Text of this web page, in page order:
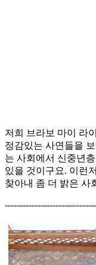
저희 브라보 마이 라
정감있는 사연들을
는 사회에서 신중년
있을 것이구요. 이런
찾아내 좀 더 밝은 사